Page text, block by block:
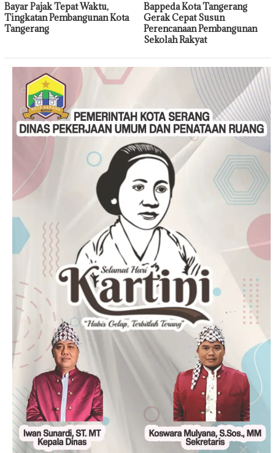
Bayar Pajak Tepat Waktu,
Tingkatan Pembangunan Kota
Tangerang
Bappeda Kota Tangerang
Gerak Cepat Susun
Perencanaan Pembangunan
Sekolah Rakyat